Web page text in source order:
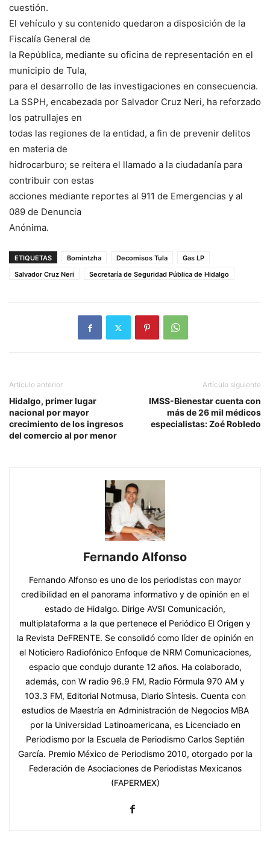
cuestión.
El vehículo y su contenido quedaron a disposición de la
Fiscalía General de
la República, mediante su oficina de representación en el
municipio de Tula,
para el desarrollo de las investigaciones en consecuencia.
La SSPH, encabezada por Salvador Cruz Neri, ha reforzado
los patrullajes en
todas las regiones de la entidad, a fin de prevenir delitos
en materia de
hidrocarburo; se reitera el llamado a la ciudadanía para
contribuir con estas
acciones mediante reportes al 911 de Emergencias y al
089 de Denuncia
Anónima.
ETIQUETAS Bomintzha Decomisos Tula
Gas LP
Salvador Cruz Neri
Secretaría de Seguridad Pública de Hidalgo
Artículo anterior
Hidalgo, primer lugar
nacional por mayor
crecimiento de los ingresos
del comercio al por menor
Artículo siguiente
IMSS-Bienestar cuenta con
más de 26 mil médicos
especialistas: Zoé Robledo
Fernando Alfonso
Fernando Alfonso es uno de los periodistas con mayor
credibilidad en el panorama informativo y de opinión en el
estado de Hidalgo. Dirige AVSI Comunicación,
multiplataforma a la que pertenece el Periódico El Origen y
la Revista DeFRENTE. Se consolidó como líder de opinión en
el Noticiero Radiofónico Enfoque de NRM Comunicaciones,
espacio que condujo durante 12 años. Ha colaborado,
además, con W radio 96.9 FM, Radio Fórmula 970 AM y
103.3 FM, Editorial Notmusa, Diario Síntesis. Cuenta con
estudios de Maestría en Administración de Negocios MBA
por la Universidad Latinoamericana, es Licenciado en
Periodismo por la Escuela de Periodismo Carlos Septién
García. Premio México de Periodismo 2010, otorgado por la
Federación de Asociaciones de Periodistas Mexicanos
(FAPERMEX)